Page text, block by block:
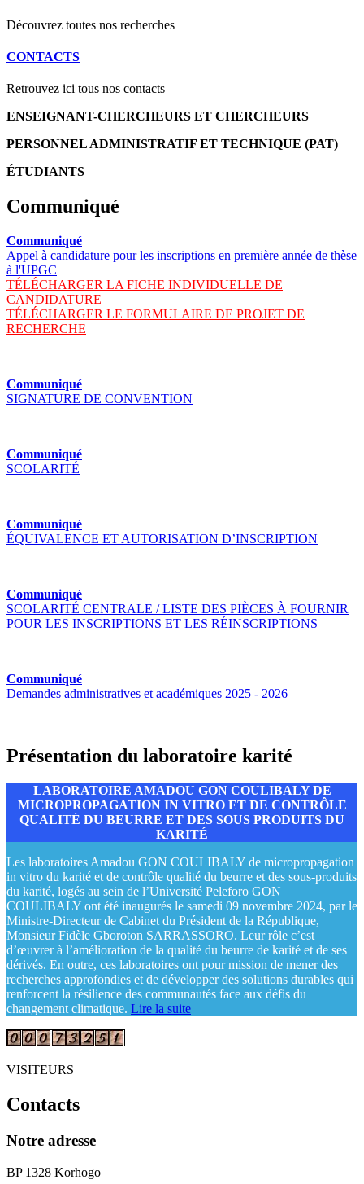
Découvrez toutes nos recherches
CONTACTS
Retrouvez ici tous nos contacts
ENSEIGNANT-CHERCHEURS ET CHERCHEURS
PERSONNEL ADMINISTRATIF ET TECHNIQUE (PAT)
ÉTUDIANTS
Communiqué
Communiqué
Appel à candidature pour les inscriptions en première année de thèse
à l'UPGC
TÉLÉCHARGER LA FICHE INDIVIDUELLE DE
CANDIDATURE
TÉLÉCHARGER LE FORMULAIRE DE PROJET DE
RECHERCHE
Communiqué
SIGNATURE DE CONVENTION
Communiqué
SCOLARITÉ
Communiqué
ÉQUIVALENCE ET AUTORISATION D’INSCRIPTION
Communiqué
SCOLARITÉ CENTRALE / LISTE DES PIÈCES À FOURNIR
POUR LES INSCRIPTIONS ET LES RÉINSCRIPTIONS
Communiqué
Demandes administratives et académiques 2025 - 2026
Présentation du laboratoire karité
LABORATOIRE AMADOU GON COULIBALY DE
MICROPROPAGATION IN VITRO ET DE CONTRÔLE
QUALITÉ DU BEURRE ET DES SOUS PRODUITS DU
KARITÉ
Les laboratoires Amadou GON COULIBALY de micropropagation
in vitro du karité et de contrôle qualité du beurre et des sous-produits
du karité, logés au sein de l’Université Peleforo GON
COULIBALY ont été inaugurés le samedi 09 novembre 2024, par le
Ministre-Directeur de Cabinet du Président de la République,
Monsieur Fidèle Gboroton SARRASSORO. Leur rôle c’est
d’œuvrer à l’amélioration de la qualité du beurre de karité et de ses
dérivés. En outre, ces laboratoires ont pour mission de mener des
recherches approfondies et de développer des solutions durables qui
renforcent la résilience des communautés face aux défis du
changement climatique. Lire la suite
VISITEURS
Contacts
Notre adresse
BP 1328 Korhogo